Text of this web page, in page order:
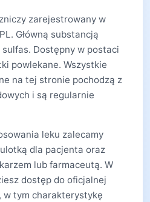
zarejestrowany w
Główną substancją
Dostępny w postaci
powlekane. Wszystkie
na tej stronie pochodzą z
i są regularnie
leku zalecamy
dla pacjenta oraz
lub farmaceutą. W
dostęp do oficjalnej
tym charakterystykę